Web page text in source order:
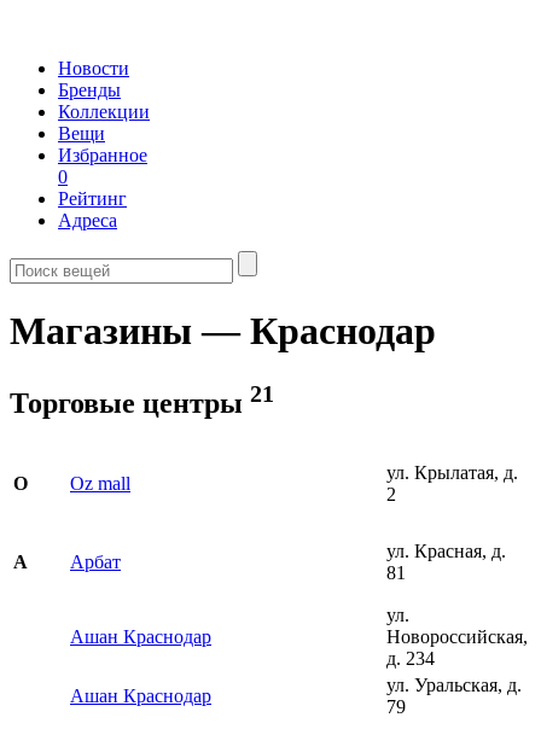
Новости
Бренды
Коллекции
Вещи
Избранное
0
Рейтинг
Адреса
Магазины — Краснодар
Торговые центры 21
O Oz mall
ул. Крылатая, д.
2
А Арбат
ул. Красная, д.
81
Ашан Краснодар
ул.
Новороссийская,
д. 234
Ашан Краснодар
ул. Уральская, д.
79